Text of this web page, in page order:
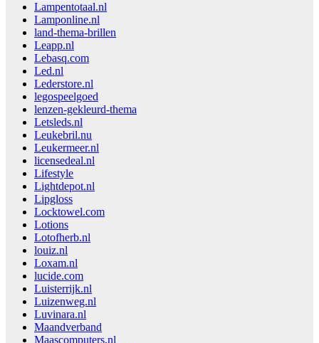
Lampentotaal.nl
Lamponline.nl
land-thema-brillen
Leapp.nl
Lebasq.com
Led.nl
Lederstore.nl
legospeelgoed
lenzen-gekleurd-thema
Letsleds.nl
Leukebril.nu
Leukermeer.nl
licensedeal.nl
Lifestyle
Lightdepot.nl
Lipgloss
Locktowel.com
Lotions
Lotofherb.nl
louiz.nl
Loxam.nl
lucide.com
Luisterrijk.nl
Luizenweg.nl
Luvinara.nl
Maandverband
Maascomputers.nl